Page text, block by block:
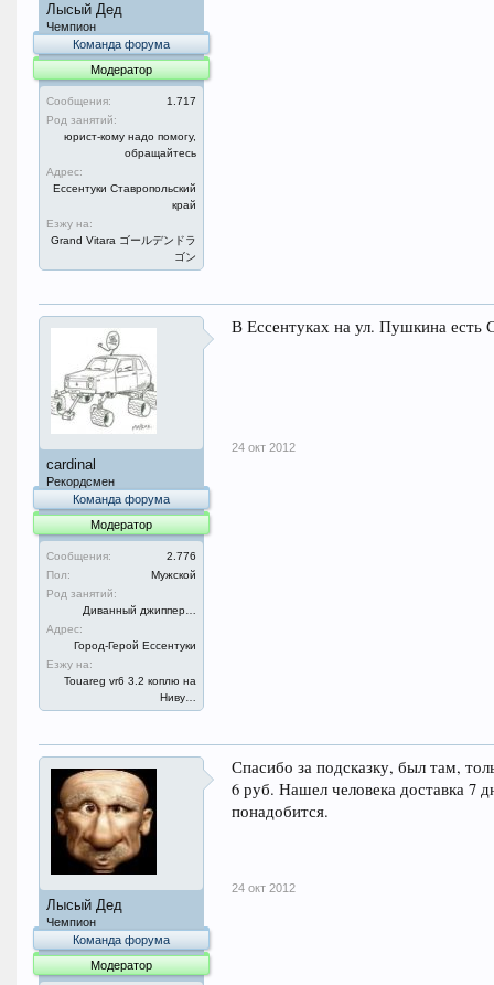
Лысый Дед
Чемпион
Команда форума
Модератор
Сообщения:
1.717
Род занятий:
юрист-кому надо помогу,
обращайтесь
Адрес:
Ессентуки Ставропольский
край
Езжу на:
Grand Vitara ゴールデンドラ
ゴン
cardinal
Рекордсмен
Команда форума
Модератор
Сообщения:
2.776
Пол:
Мужской
Род занятий:
Диванный джиппер…
Адрес:
Город-Герой Ессентуки
Езжу на:
Touareg vr6 3.2 коплю на
Ниву…
В Ессентуках на ул. Пушкина есть
24 окт 2012
Лысый Дед
Чемпион
Команда форума
Модератор
Спасибо за подсказку, был там,
6 руб. Нашел человека доставка 7
понадобится.
24 окт 2012